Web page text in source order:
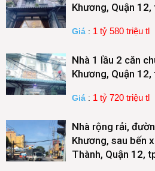
Khương, Quận 12,
Giá : 1 tỷ 580 triệu tl
Nhà 1 lầu 2 căn
Khương, Quận
Giá : 1 tỷ 720 triệu tl
Nhà rộng rải,
Khương, sau bến
Thành, Quận 12,